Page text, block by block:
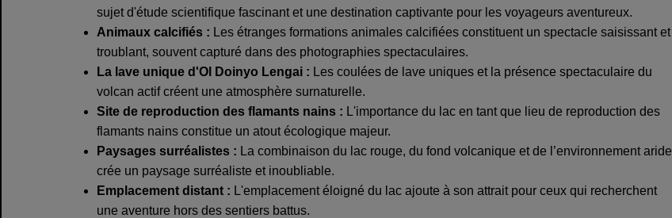
sujet d'étude scientifique fascinant et une destination captivante pour les voyageurs aventureux.
Animaux calcifiés : Les étranges formations animales calcifiées constituent un spectacle saisissant et
troublant, souvent capturé dans des photographies spectaculaires.
La lave unique d'Ol Doinyo Lengai : Les coulées de lave uniques et la présence spectaculaire du
volcan actif créent une atmosphère surnaturelle.
Site de reproduction des flamants nains : L'importance du lac en tant que lieu de reproduction des
flamants nains constitue un atout écologique majeur.
Paysages surréalistes : La combinaison du lac rouge, du fond volcanique et de l’environnement aride
crée un paysage surréaliste et inoubliable.
Emplacement distant : L'emplacement éloigné du lac ajoute à son attrait pour ceux qui recherchent
une aventure hors des sentiers battus.